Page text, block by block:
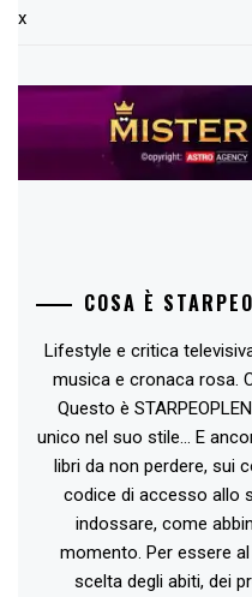
x
COSA È
Lifestyle e critica
musica e cronaca rosa.
Questo è
unico nel suo stile... E
libri da non perdere, sui
codice di accesso allo
indossare, come
momento. Per essere
scelta degli abiti, dei